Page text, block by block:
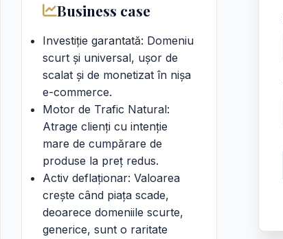
Business case
Investiție garantată: Domeniu
scurt și universal, ușor de
scalat și de monetizat în nișa
e-commerce.
Motor de Trafic Natural:
Atrage clienți cu intenție
mare de cumpărare de
produse la preț redus.
Activ deflaționar: Valoarea
crește când piața scade,
deoarece domeniile scurte,
generice, sunt o raritate